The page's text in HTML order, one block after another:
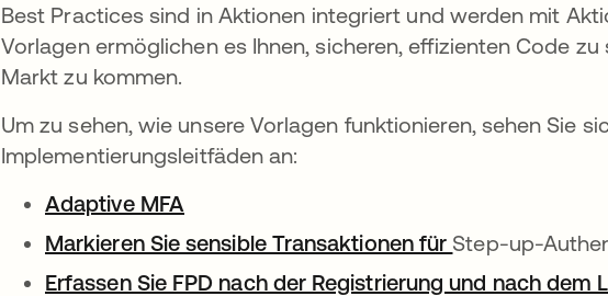
Best Practices sind in Aktionen integriert und werden mit
Vorlagen ermöglichen es Ihnen, sicheren, effizienten Code
Markt zu kommen.
Um zu sehen, wie unsere Vorlagen funktionieren, sehen Sie
Implementierungsleitfäden an:
Adaptive MFA
Markieren Sie sensible Transaktionen für wird in einer
Step-up-
Erfassen Sie FPD nach der Registrierung und nach dem